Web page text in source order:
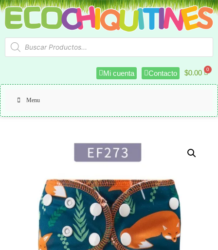
Mi cuenta Contacto $0.00
Menu